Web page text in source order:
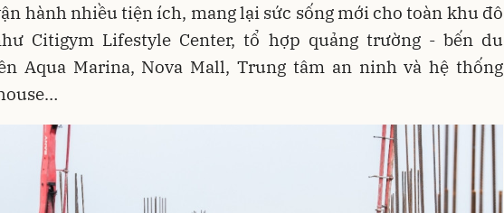
hành nhiều tiện ích, mang lại sức sống mới cho toàn khu đô
Citigym Lifestyle Center, tổ hợp quảng trường - bến du
Aqua Marina, Nova Mall, Trung tâm an ninh và hệ thống